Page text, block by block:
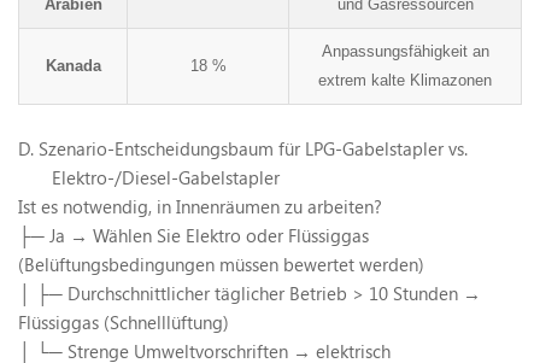
Arabien
und Gasressourcen
Kanada 18 %
Anpassungsfähigkeit an
extrem kalte Klimazonen
D. Szenario-Entscheidungsbaum für LPG-Gabelstapler vs.
Elektro-/Diesel-Gabelstapler
Ist es notwendig, in Innenräumen zu arbeiten?
├─ Ja → Wählen Sie Elektro oder Flüssiggas
(Belüftungsbedingungen müssen bewertet werden)
│ ├─ Durchschnittlicher täglicher Betrieb > 10 Stunden →
Flüssiggas (Schnelllüftung)
│ └─ Strenge Umweltvorschriften → elektrisch